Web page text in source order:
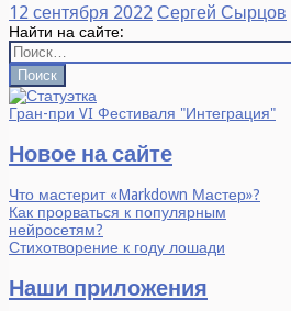
12 сентября 2022 Сергей Сырцов
Найти на сайте:
Гран-при VI Фестиваля "Интеграция"
Новое на сайте
Что мастерит «Markdown Мастер»?
Как прорваться к популярным
нейросетям?
Стихотворение к году лошади
Наши приложения